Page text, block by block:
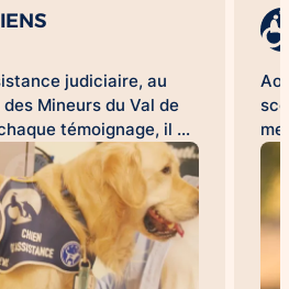
judiciaire, au
Mineurs du Val de
témoignage, il y
à raconter. Pour de
franchir la porte
ou d'un tribunal, revivre
audition ou d'une
une épreuve. À leurs
judiciaire